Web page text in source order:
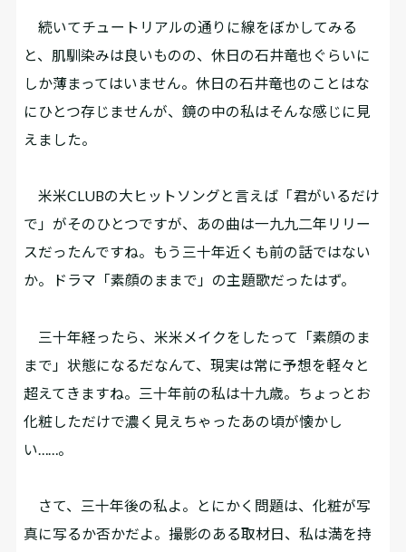
続いてチュートリアルの通りに線をぼかしてみる
と、肌馴染みは良いものの、休日の石井竜也ぐらいに
しか薄まってはいません。休日の石井竜也のことはな
にひとつ存じませんが、鏡の中の私はそんな感じに見
えました。
米米CLUBの大ヒットソングと言えば「君がいるだけ
で」がそのひとつですが、あの曲は一九九二年リリー
スだったんですね。もう三十年近くも前の話ではない
か。ドラマ「素顔のままで」の主題歌だったはず。
三十年経ったら、米米メイクをしたって「素顔のま
まで」状態になるだなんて、現実は常に予想を軽々と
超えてきますね。三十年前の私は十九歳。ちょっとお
化粧しただけで濃く見えちゃったあの頃が懐かし
い……。
さて、三十年後の私よ。とにかく問題は、化粧が写
真に写るか否かだよ。撮影のある取材日、私は満を持